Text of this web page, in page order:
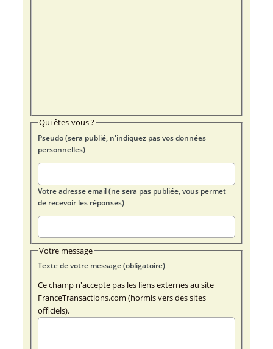
Qui êtes-vous ?
Pseudo (sera publié, n'indiquez pas vos données
personnelles)
Votre adresse email (ne sera pas publiée, vous permet
de recevoir les réponses)
Votre message
Texte de votre message (obligatoire)
Ce champ n'accepte pas les liens externes au site
FranceTransactions.com (hormis vers des sites
officiels).